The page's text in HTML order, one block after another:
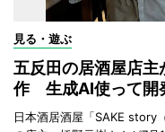
見る・遊ぶ
五反田の居酒屋店
作 生成AI使って開
日本酒居酒屋「SAKE story